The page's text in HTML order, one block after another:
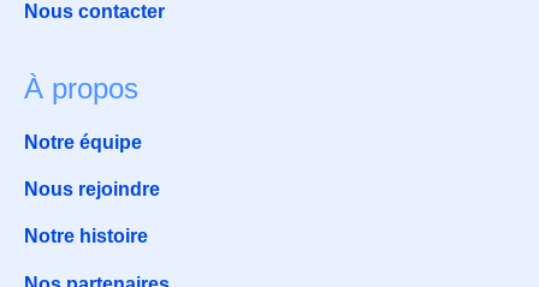
Nous contacter
À propos
Notre équipe
Nous rejoindre
Notre histoire